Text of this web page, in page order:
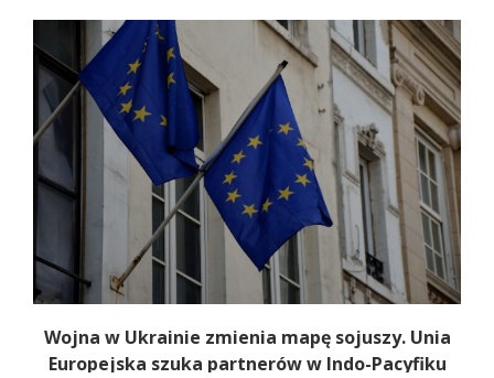
Wojna w Ukrainie zmienia mapę sojuszy. Unia
Europejska szuka partnerów w Indo-Pacyfiku